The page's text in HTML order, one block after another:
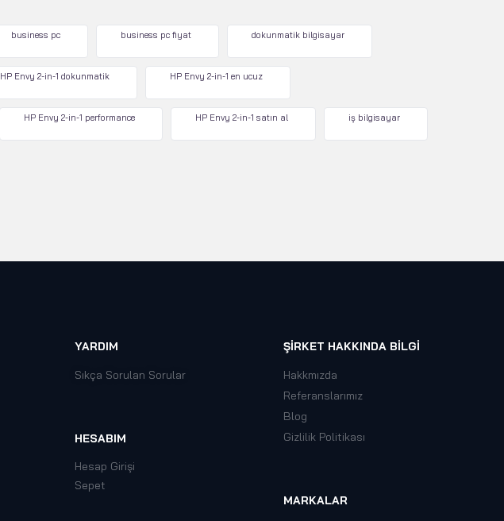
business pc business pc fiyat dokunmatik bilgisayar
HP Envy 2-in-1 dokunmatik HP Envy 2-in-1 en ucuz
HP Envy 2-in-1 performance HP Envy 2-in-1 satın al iş bilgisayar
YARDIM
Sıkça Sorulan Sorular
HESABIM
Hesap Girişi
Sepet
ŞIRKET HAKKINDA BILGI
Hakkmızda
Referanslarımız
Blog
Gizlilik Politikası
MARKALAR